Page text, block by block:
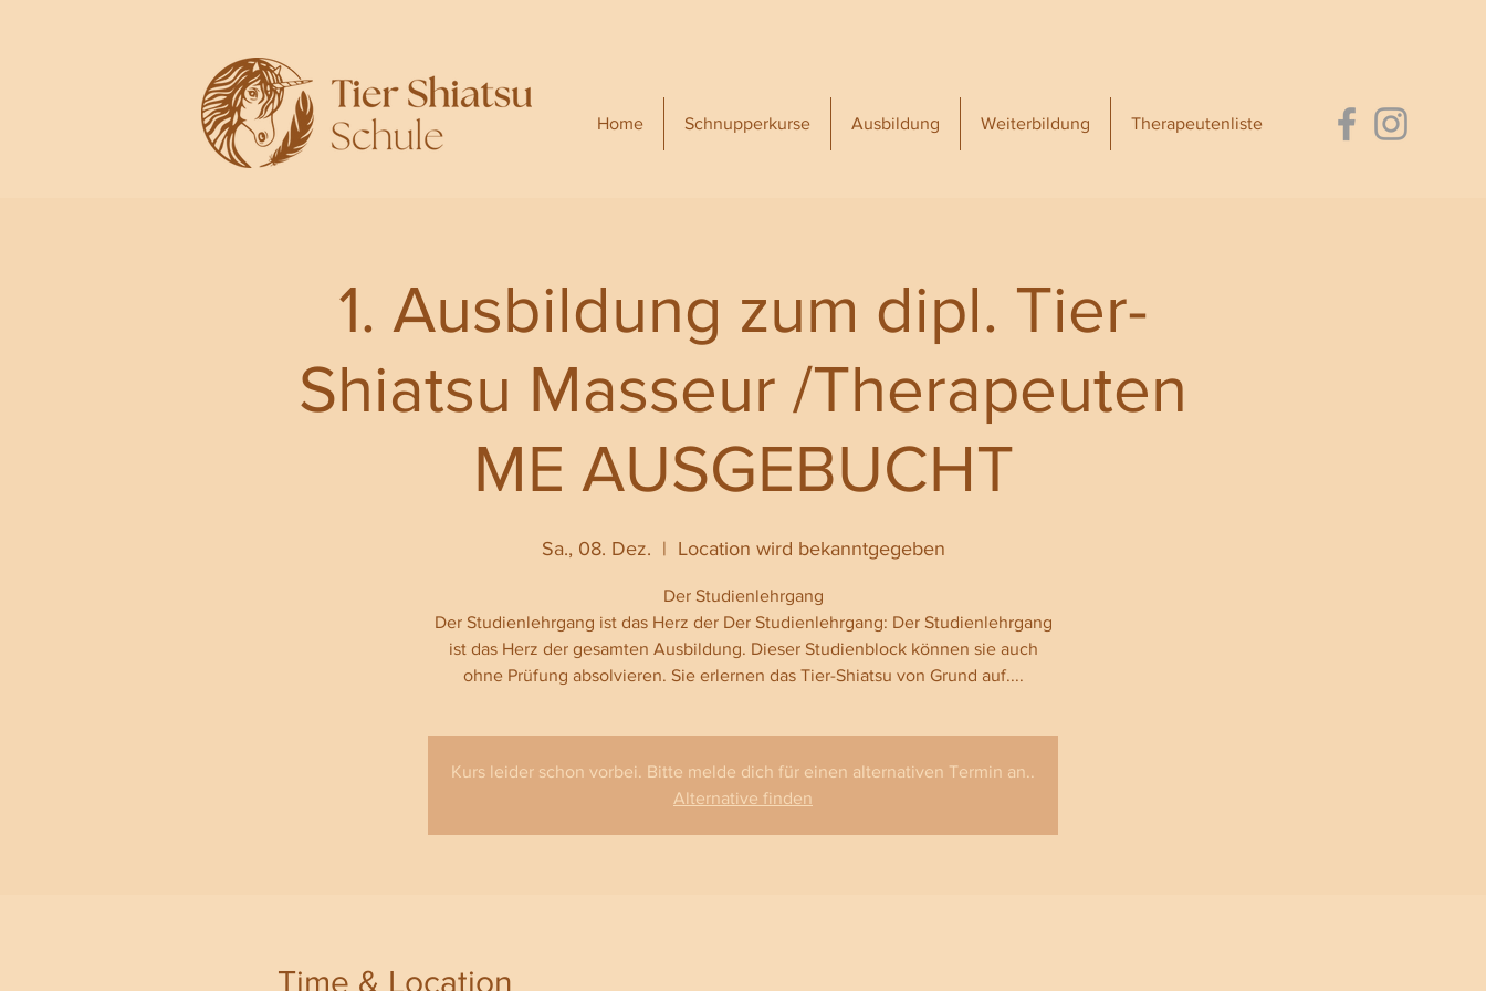
Home Schnupperkurse Ausbildung Weiterbildung Therapeutenliste
1. Ausbildung zum dipl. Tier-
Shiatsu Masseur /Therapeuten
ME AUSGEBUCHT
Sa., 08. Dez.
  |
Location wird bekanntgegeben
Der Studienlehrgang
Der Studienlehrgang ist das Herz der Der Studienlehrgang: Der Studienlehrgang
ist das Herz der gesamten Ausbildung. Dieser Studienblock können sie auch
ohne Prüfung absolvieren. Sie erlernen das Tier-Shiatsu von Grund auf....
Kurs leider schon vorbei. Bitte melde dich für einen alternativen Termin an..
Alternative finden
Time & Location